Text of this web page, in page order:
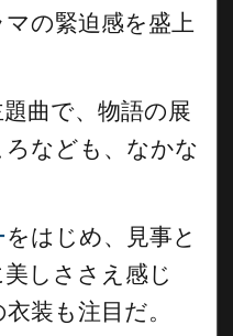
の緊迫感を盛上
曲で、物語の展
なども、なかな
をはじめ、見事と
しささえ感じ
衣装も注目だ。